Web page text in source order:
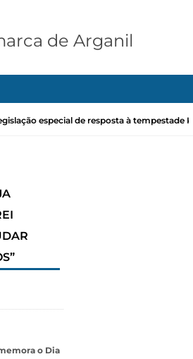
especial de resposta à tempestade
o Dia